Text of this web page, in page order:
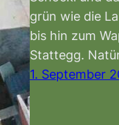
grün wie die
bis hin zum
Stattegg.
1. September